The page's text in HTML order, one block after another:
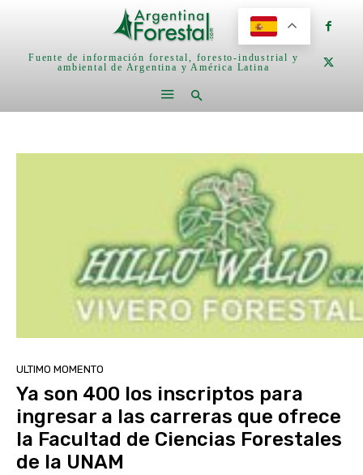
Fuente de información forestal, foresto-industrial y
ambiental de Argentina y América Latina
ULTIMO MOMENTO
Ya son 400 los inscriptos para
ingresar a las carreras que ofrece
la Facultad de Ciencias Forestales
de la UNAM